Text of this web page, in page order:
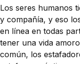
Los seres humanos
y compañía, y eso
en línea en todas
tener una vida
común, los